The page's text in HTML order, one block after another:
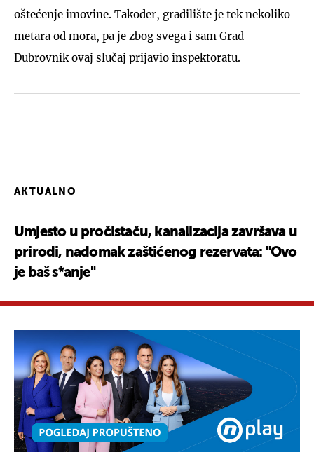
oštećenje imovine. Također, gradilište je tek nekoliko
metara od mora, pa je zbog svega i sam Grad
Dubrovnik ovaj slučaj prijavio inspektoratu.
AKTUALNO
Umjesto u pročistaču, kanalizacija završava u
prirodi, nadomak zaštićenog rezervata: "Ovo
je baš s*anje"